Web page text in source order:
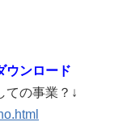
ウンロード
ての事業？↓